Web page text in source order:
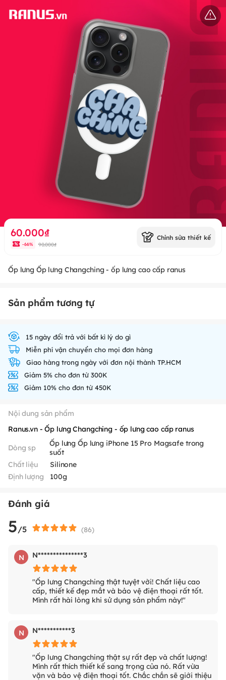
60.000₫
-66% 90.000₫
Chỉnh sửa thiết kế
Ốp lưng Ốp lưng Changching - ốp lưng cao cấp ranus
Sản phẩm tương tự
15 ngày đổi trả với bất kì lý do gì
Miễn phí vận chuyển cho mọi đơn hàng
Giao hàng trong ngày với đơn nội thành TP.HCM
Giảm 5% cho đơn từ 300K
Giảm 10% cho đơn từ 450K
Nội dung sản phẩm
Ranus.vn - Ốp lưng Changching - ốp lưng cao cấp ranus
Dòng sp
Ốp lưng Ốp lưng iPhone 15 Pro Magsafe trong
suốt
Chất liệu
Silinone
Định lượng
100g
Đánh giá
5/5 (86)
N N***************3
"Ốp lưng Changching thật tuyệt vời! Chất liệu cao
cấp, thiết kế đẹp mắt và bảo vệ điện thoại rất tốt.
Mình rất hài lòng khi sử dụng sản phẩm này!"
N N***********3
"Ốp lưng Changching thật sự rất đẹp và chất lượng!
Mình rất thích thiết kế sang trọng của nó. Rất vừa
vặn và bảo vệ điện thoại tốt. Chắc chắn sẽ giới thiệu